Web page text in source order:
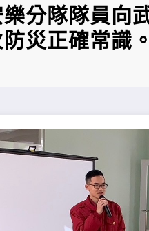
分隊隊員向
災正確常識。